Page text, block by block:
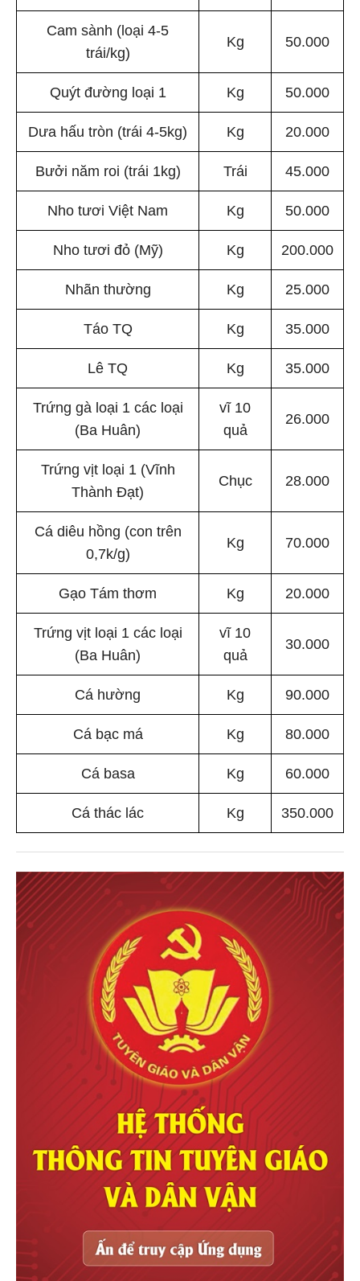
Cam sành (loại 4-5
trái/kg)
Kg 50.000
Quýt đường loại 1 Kg 50.000
Dưa hấu tròn (trái 4-5kg) Kg 20.000
Bưởi năm roi (trái 1kg) Trái 45.000
Nho tươi Việt Nam Kg 50.000
Nho tươi đỏ (Mỹ) Kg 200.000
Nhãn thường Kg 25.000
Táo TQ Kg 35.000
Lê TQ Kg 35.000
Trứng gà loại 1 các loại
(Ba Huân)
vĩ 10
quả
26.000
Trứng vịt loại 1 (Vĩnh
Thành Đạt)
Chục 28.000
Cá diêu hồng (con trên
0,7k/g)
Kg 70.000
Gạo Tám thơm Kg 20.000
Trứng vịt loại 1 các loại
(Ba Huân)
vĩ 10
quả
30.000
Cá hường Kg 90.000
Cá bạc má Kg 80.000
Cá basa Kg 60.000
Cá thác lác Kg 350.000